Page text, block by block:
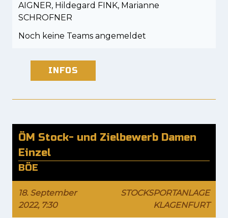
AIGNER, Hildegard FINK, Marianne
SCHROFNER
Noch keine Teams angemeldet
INFOS
ÖM Stock- und Zielbewerb Damen
Einzel
BÖE
18. September
2022, 7:30
STOCKSPORTANLAGE
KLAGENFURT